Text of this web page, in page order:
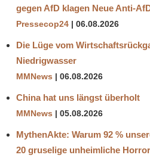
gegen AfD klagen Neue Anti-
Pressecop24 06.08.2026
Die Lüge vom
Niedrigwasser
MMNews 06.08.2026
China hat uns längst überholt
MMNews 05.08.2026
MythenAkte: Warum 92 %
20 gruselige unheimliche